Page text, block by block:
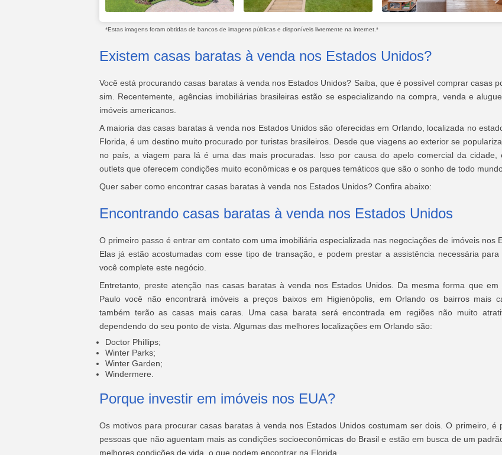
*Estas imagens foram obtidas de bancos de imagens públicas e disponíveis livremente na internet.*
Existem casas baratas à venda nos Estados Unidos?
Você está procurando casas baratas à venda nos Estados Unidos? Saiba, que é possível comprar casas
sim. Recentemente, agências imobiliárias brasileiras estão se especializando na compra, venda e
imóveis americanos.
A maioria das casas baratas à venda nos Estados Unidos são oferecidas em Orlando, localizada no
Florida, é um destino muito procurado por turistas brasileiros. Desde que viagens ao exterior se
no país, a viagem para lá é uma das mais procuradas. Isso por causa do apelo comercial da cidade,
outlets que oferecem condições muito econômicas e os parques temáticos que são o sonho de todo
Quer saber como encontrar casas baratas à venda nos Estados Unidos? Confira abaixo:
Encontrando casas baratas à venda nos Estados Unidos
O primeiro passo é entrar em contato com uma imobiliária especializada nas negociações de imóveis nos
Elas já estão acostumadas com esse tipo de transação, e podem prestar a assistência necessária para
você complete este negócio.
Entretanto, preste atenção nas casas baratas à venda nos Estados Unidos. Da mesma forma que em
Paulo você não encontrará imóveis a preços baixos em Higienópolis, em Orlando os bairros mais
também terão as casas mais caras. Uma casa barata será encontrada em regiões não muito
dependendo do seu ponto de vista. Algumas das melhores localizações em Orlando são:
Doctor Phillips;
Winter Parks;
Winter Garden;
Windermere.
Porque investir em imóveis nos EUA?
Os motivos para procurar casas baratas à venda nos Estados Unidos costumam ser dois. O primeiro, é
pessoas que não aguentam mais as condições socioeconômicas do Brasil e estão em busca de um
melhores condições de vida, o que podem encontrar na Florida.